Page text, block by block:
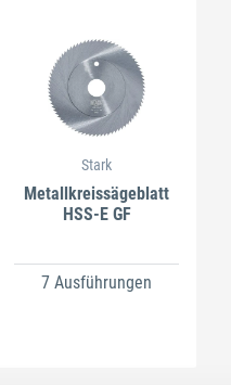
Stark
Metallkreissägeblatt
HSS-E GF
7 Ausführungen